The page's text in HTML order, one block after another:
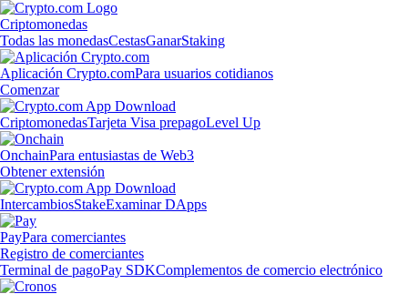
Criptomonedas
Todas las monedasCestasGanarStaking
Aplicación Crypto.comPara usuarios cotidianos
Comenzar
CriptomonedasTarjeta Visa prepagoLevel Up
OnchainPara entusiastas de Web3
Obtener extensión
IntercambiosStakeExaminar DApps
PayPara comerciantes
Registro de comerciantes
Terminal de pagoPay SDKComplementos de comercio electrónico